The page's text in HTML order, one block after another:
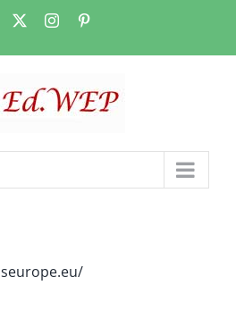
Facebook Instagram